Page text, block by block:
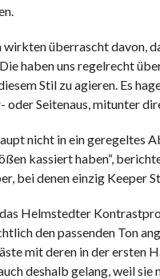
wirkten überrascht davon,
haben uns regelrecht
Stil zu agieren. Es
oder Seitenaus, mitunter
nicht in ein geregeltes
kassiert haben“,
bei denen einzig Keeper
Helmstedter
den passenden Ton
mit deren in der ersten
deshalb gelang, weil